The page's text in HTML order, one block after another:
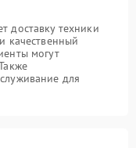
доставку техники
качественный
могут
для